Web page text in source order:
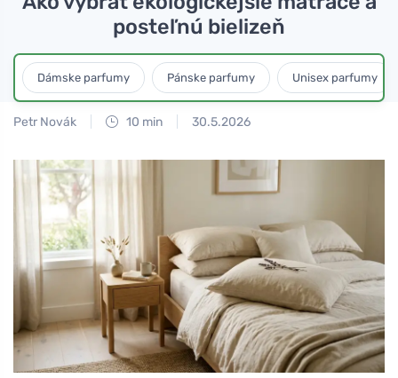
posteľnú bielizeň
Dámske parfumy Pánske parfumy Unisex parfumy
Petr Novák 10 min 30.5.2026